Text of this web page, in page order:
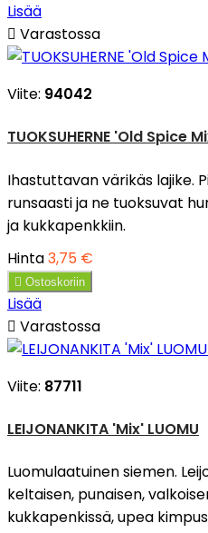
Lisää
 Varastossa
Viite: 94042
TUOKSUHERNE 'Old Spice
Ihastuttavan värikäs lajike.
runsaasti ja ne tuoksuvat
ja kukkapenkkiin.
Hinta3,75 €
 Ostoskoriin
Lisää
 Varastossa
Viite: 87711
LEIJONANKITA 'Mix' LUOMU
Luomulaatuinen siemen.
keltaisen, punaisen,
kukkapenkissä, upea